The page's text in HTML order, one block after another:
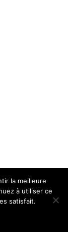
la meilleure
à utiliser ce
satisfait.